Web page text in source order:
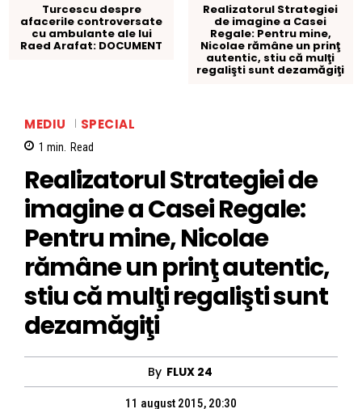
Turcescu despre
afacerile controversate
cu ambulante ale lui
Raed Arafat: DOCUMENT
Realizatorul Strategiei
de imagine a Casei
Regale: Pentru mine,
Nicolae rămâne un prinţ
autentic, stiu că mulţi
regalişti sunt dezamăgiţi